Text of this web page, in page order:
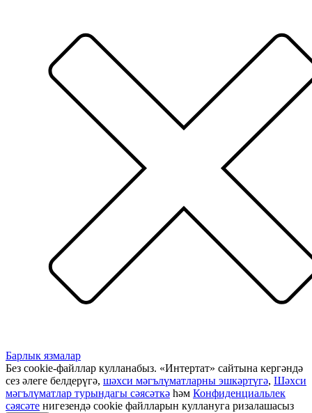
Барлык язмалар
Без cookie-файллар кулланабыз. «Интертат» сайтына кергәндә
сез әлеге белдерүгә, шәхси мәгълүматларны эшкәртүгә, Шәхси
мәгълүматлар турындагы сәясәткә һәм Конфиденциальлек
сәясәте нигезендә cookie файлларын куллануга ризалашасыз